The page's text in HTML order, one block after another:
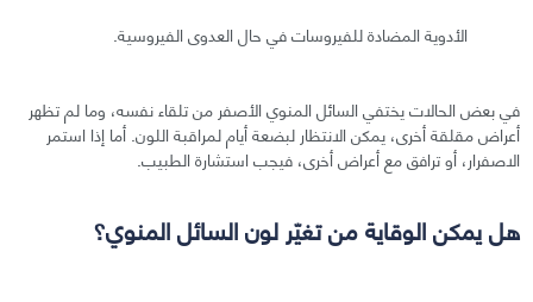
الأدوية المضادة للفيروسات في حال العدوى الفيروسية.
في بعض الحالات يختفي السائل المنوي الأصفر من تلقاء نفسه، وما لم تظهر
أعراض مقلقة أخرى، يمكن الانتظار لبضعة أيام لمراقبة اللون. أما إذا استمر
الاصفرار، أو ترافق مع أعراض أخرى، فيجب استشارة الطبيب.
هل يمكن الوقاية من تغيّر لون السائل المنوي؟